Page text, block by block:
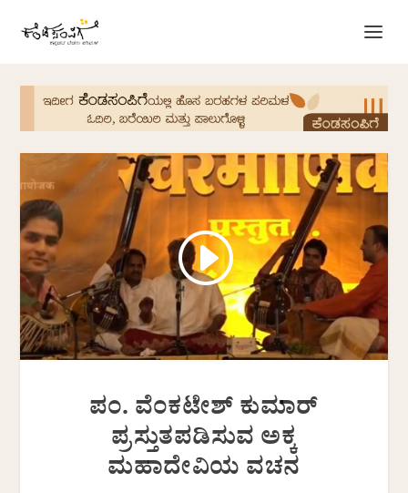
ಪಂ. ವೆಂಕಟೇಶ್ ಕುಮಾರ್
ಪ್ರಸ್ತುತಪಡಿಸುವ ಅಕ್ಕ
ಮಹಾದೇವಿಯ ವಚನ